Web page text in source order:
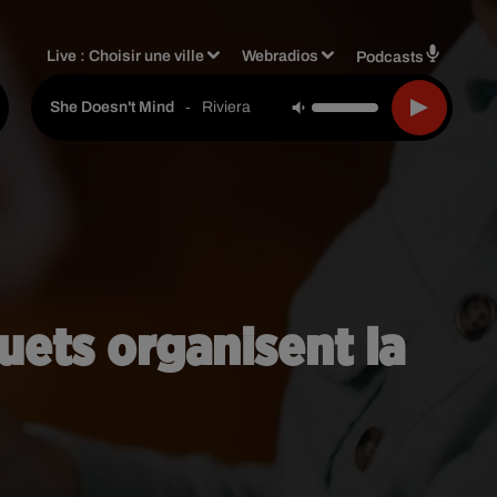
Live :Choisir une ville Webradios Podcasts
She Doesn't Mind - Riviera
organisent la